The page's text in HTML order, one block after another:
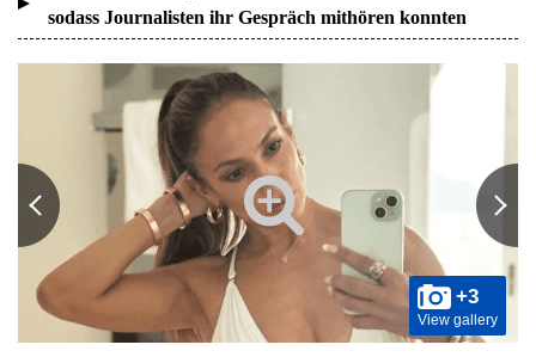
sodass Journalisten ihr Gespräch mithören konnten
+3
View gallery